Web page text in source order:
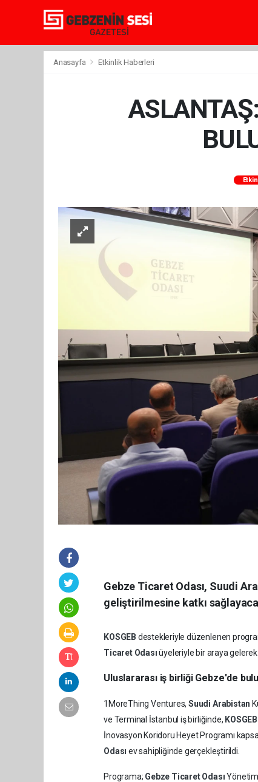
Anasayfa Etkinlik Haberleri
Gebze Ticaret Odası, Suudi
geliştirilmesine katkı
KOSGEB destekleriyle düzenlenen
Ticaret Odasıüyeleriyle bir araya gelerek
Uluslararası iş birliği Gebze'de
1MoreThing Ventures,Suudi Arabistan
ve Terminal İstanbul iş birliğinde, KOSGEB
İnovasyon Koridoru Heyet Programı
Odası ev sahipliğinde gerçekleştirildi.
Programa; Gebze Ticaret Odası